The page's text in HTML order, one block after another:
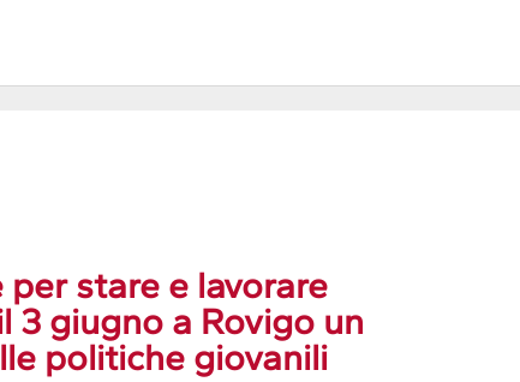
stare e lavorare
3 giugno a Rovigo un
politiche giovanili